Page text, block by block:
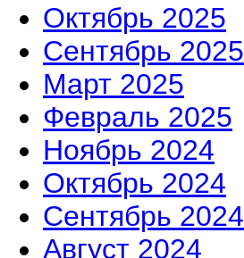
Октябрь 2025
Сентябрь 2025
Март 2025
Февраль 2025
Ноябрь 2024
Октябрь 2024
Сентябрь 2024
Август 2024